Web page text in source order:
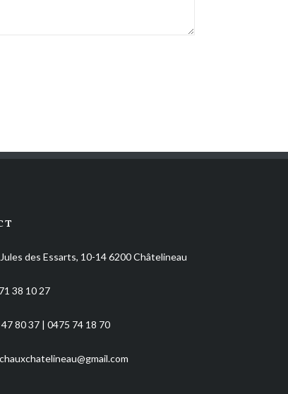
des Essarts, 10-14 6200 Châtelineau
38 10 27
80 37 | 0475 74 18 70